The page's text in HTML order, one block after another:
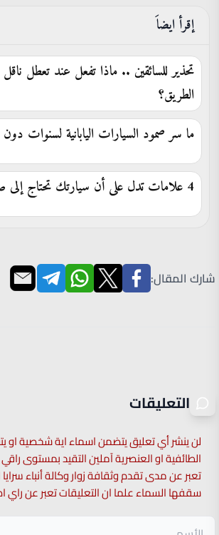
إقرأ ايضاَ
تحذير للسائقين .. ماذا تفعل عند تعطل ناقل
الطريق؟
ما سر صمود السيارات اليابانية لسنوات
4 علامات تدل على أن سيارتك تحتاج إلى صيانة فورية
شارك المقال:
التعليقات
لن ينشر أي تعليق يتضمن اسماء اية شخصية او
الطائفية او العنصرية آملين التقيد بمستوى
تعبر عن مدى تقدم وثقافة زوار وكالة أنباء سرايا
سقفها السماء علما ان التعليقات تعبر عن راي